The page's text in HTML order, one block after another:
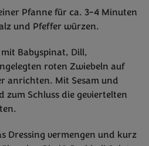
Pfanne für ca. 3-4 Minuten
und Pfeffer würzen.
Babyspinat, Dill,
roten Zwiebeln auf
anrichten. Mit Sesam und
zum Schluss die geviertelten
Dressing vermengen und kurz